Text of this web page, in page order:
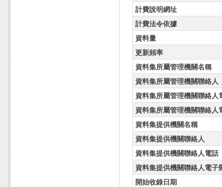
計費說明網址
計費法令依據
資料量
更新頻率
資料集所屬管理機關名稱
資料集所屬管理機關聯絡人
資料集所屬管理機關聯絡人
資料集所屬管理機關聯絡人
資料集提供機關名稱
資料集提供機關聯絡人
資料集提供機關聯絡人電話
資料集提供機關聯絡人電子
開始收錄日期